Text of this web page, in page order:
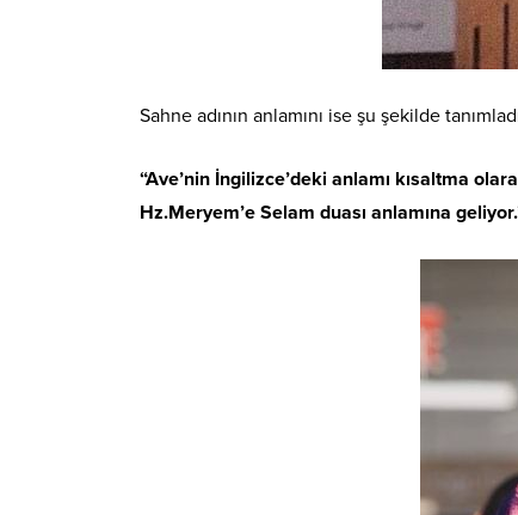
Sahne adının anlamını ise şu şekilde
“Ave’nin İngilizce’deki anlamı kısaltma
Hz.Meryem’e Selam duası anlamına